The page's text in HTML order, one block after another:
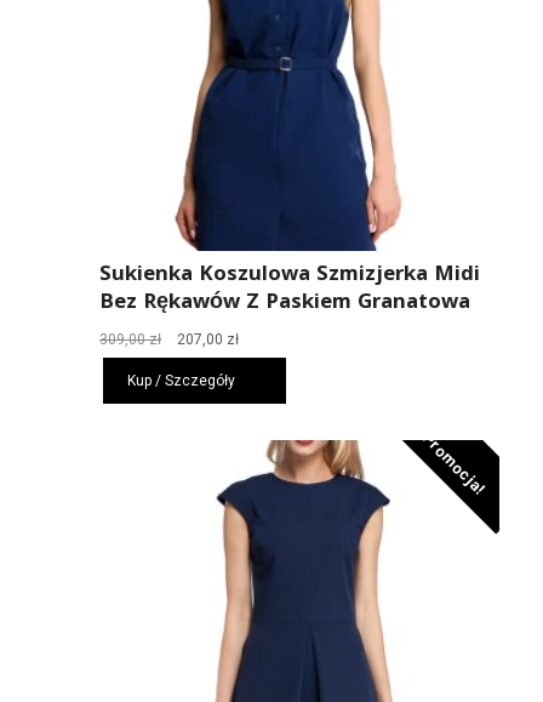
Sukienka Koszulowa Szmizjerka Midi
Bez Rękawów Z Paskiem Granatowa
309,00zł
Pierwotna
cena
wynosiła:
309,00 zł.
207,00 złAktualna
cena
207,00 zł.
Kup / Szczegóły
Promocja!